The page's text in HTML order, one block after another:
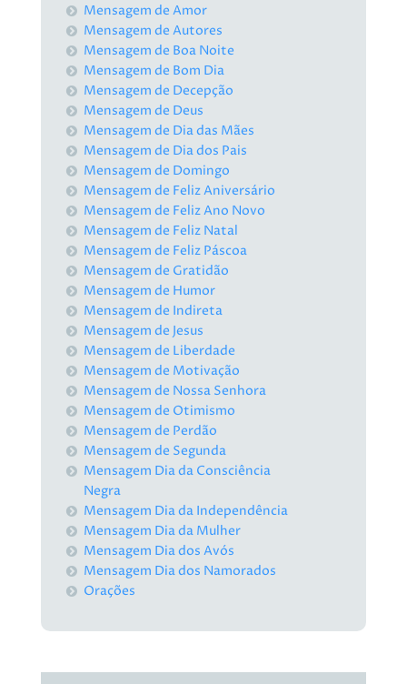
Mensagem de Amor
Mensagem de Autores
Mensagem de Boa Noite
Mensagem de Bom Dia
Mensagem de Decepção
Mensagem de Deus
Mensagem de Dia das Mães
Mensagem de Dia dos Pais
Mensagem de Domingo
Mensagem de Feliz Aniversário
Mensagem de Feliz Ano Novo
Mensagem de Feliz Natal
Mensagem de Feliz Páscoa
Mensagem de Gratidão
Mensagem de Humor
Mensagem de Indireta
Mensagem de Jesus
Mensagem de Liberdade
Mensagem de Motivação
Mensagem de Nossa Senhora
Mensagem de Otimismo
Mensagem de Perdão
Mensagem de Segunda
Mensagem Dia da Consciência
Negra
Mensagem Dia da Independência
Mensagem Dia da Mulher
Mensagem Dia dos Avós
Mensagem Dia dos Namorados
Orações